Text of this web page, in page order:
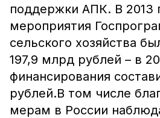
поддержки АПК. В 2013
мероприятия
сельского хозяйства
197,9 млрд рублей – в
финансирования
рублей.В том числе
мерам в России